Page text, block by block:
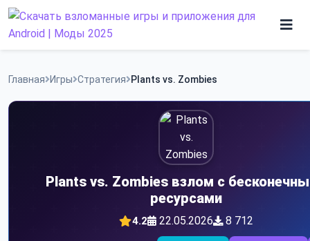
Skip
Программы
Главная Игры Стратегия Plants vs. Zombies
Plants vs. Zombies взлом с
ресурсами
4.2 22.05.2026 8 712